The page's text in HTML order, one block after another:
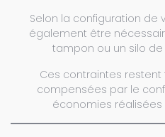
Selon la configuration de
également être
tampon ou un silo
Ces contraintes
compensées par le
économies réalisées